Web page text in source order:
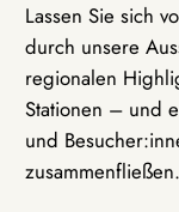
Lassen Sie sich
durch unsere
regionalen
Stationen – und
und
zusammenfließen.